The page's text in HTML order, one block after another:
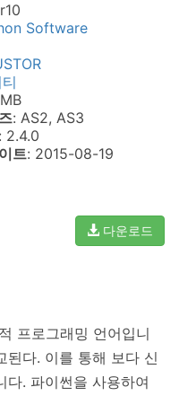
Software
: AS2, AS3
: 2.4.0
트: 2015-08-19
다운로드
프로그래밍 언어입니
다. 이를 통해 보다 신
다. 파이썬을 사용하여